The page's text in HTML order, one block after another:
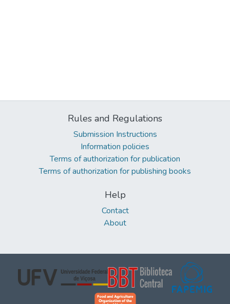
Rules and Regulations
Submission Instructions
Information policies
Terms of authorization for publication
Terms of authorization for publishing books
Help
Contact
About